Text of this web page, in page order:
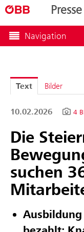
Presse
Navigation
Text Bilder
10.02.2026 4
Die
suchen
Ausbildung